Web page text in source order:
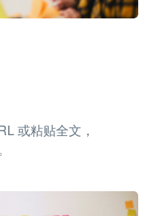
或粘贴全文，